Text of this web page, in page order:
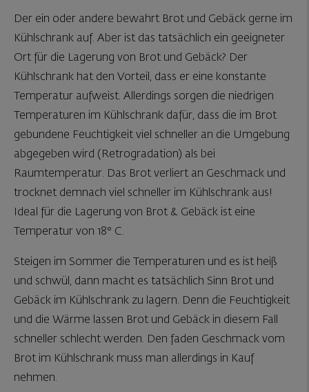
Der ein oder andere bewahrt Brot und Gebäck gerne im
Kühlschrank auf. Aber ist das tatsächlich ein geeigneter
Ort für die Lagerung von Brot und Gebäck? Der
Kühlschrank hat den Vorteil, dass er eine konstante
Temperatur aufweist. Allerdings sorgen die niedrigen
Temperaturen im Kühlschrank dafür, dass die im Brot
gebundene Feuchtigkeit viel schneller an die Umgebung
abgegeben wird (Retrogradation) als bei
Raumtemperatur. Das Brot verliert an Geschmack und
trocknet demnach viel schneller im Kühlschrank aus!
Ideal für die Lagerung von Brot & Gebäck ist eine
Temperatur von 18° C.
Steigen im Sommer die Temperaturen und es ist heiß
und schwül, dann macht es tatsächlich Sinn Brot und
Gebäck im Kühlschrank zu lagern. Denn die Feuchtigkeit
und die Wärme lassen Brot und Gebäck in diesem Fall
schneller schlecht werden. Den faden Geschmack vom
Brot im Kühlschrank muss man allerdings in Kauf
nehmen.